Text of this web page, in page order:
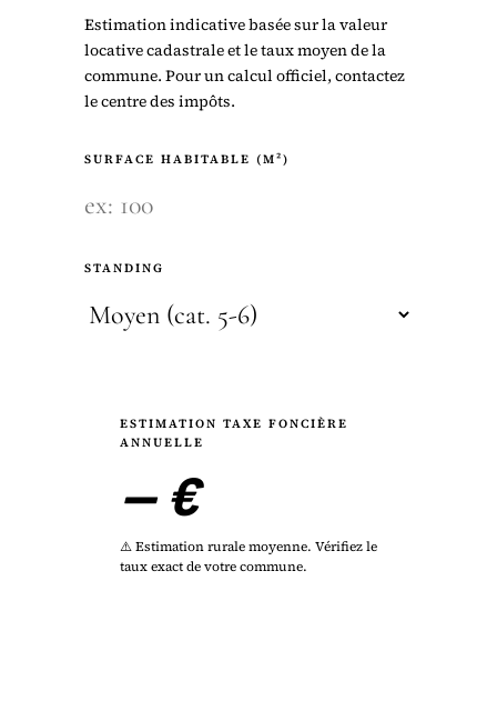
Estimation indicative basée sur la valeur
locative cadastrale et le taux moyen de la
commune. Pour un calcul officiel, contactez
le centre des impôts.
SURFACE HABITABLE (M²)
STANDING
ESTIMATION TAXE FONCIÈRE
ANNUELLE
— €
⚠️ Estimation rurale moyenne. Vérifiez le
taux exact de votre commune.